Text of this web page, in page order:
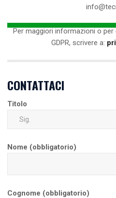
Per maggiori informazioni o
GDPR, scrivere a:
CONTATTACI
Titolo
Nome (obbligatorio)
Cognome (obbligatorio)